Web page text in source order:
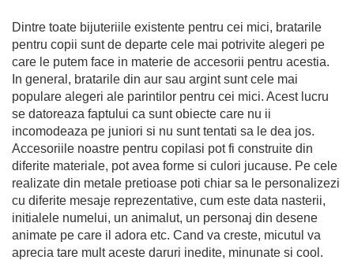
Dintre toate bijuteriile existente pentru cei mici, bratarile
pentru copii sunt de departe cele mai potrivite alegeri pe
care le putem face in materie de accesorii pentru acestia.
In general, bratarile din aur sau argint sunt cele mai
populare alegeri ale parintilor pentru cei mici. Acest lucru
se datoreaza faptului ca sunt obiecte care nu ii
incomodeaza pe juniori si nu sunt tentati sa le dea jos.
Accesoriile noastre pentru copilasi pot fi construite din
diferite materiale, pot avea forme si culori jucause. Pe cele
realizate din metale pretioase poti chiar sa le personalizezi
cu diferite mesaje reprezentative, cum este data nasterii,
initialele numelui, un animalut, un personaj din desene
animate pe care il adora etc. Cand va creste, micutul va
aprecia tare mult aceste daruri inedite, minunate si cool.